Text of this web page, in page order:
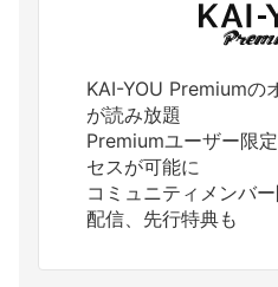
KAI-YOU Premiumの
が読み放題
Premiumユーザー限
セスが可能に
コミュニティメンバ
配信、先行特典も